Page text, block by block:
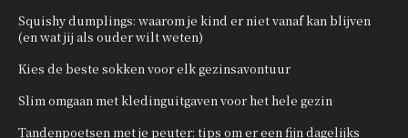
Squishy dumplings: waarom je kind er niet vanaf kan blijven
(en wat jij als ouder wilt weten)
Kies de beste sokken voor elk gezinsavontuur
Slim omgaan met kledinguitgaven voor het hele gezin
Tandenpoetsen met je peuter: tips om er een fijn dagelijks